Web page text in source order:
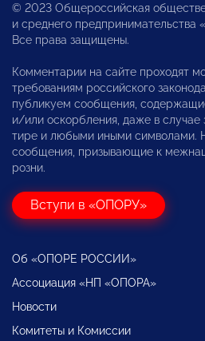
© 2023 Общероссийская
и среднего
Все права защищены.
Комментарии на сайте проходят
требованиям российского
публикуем сообщения,
и/или оскорбления, даже в случае
тире и любыми иными символами.
сообщения, призывающие к
розни.
Вступи в «ОПОРУ»
Об «ОПОРЕ РОССИИ»
Ассоциация «НП «ОПОРА»
Новости
Комитеты и Комиссии